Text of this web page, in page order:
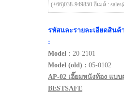
(+66)038-949850 อีเมล์ :
รหัสและรายละเอียดสิน
:
Model : 20-2101
Model (old) : 05-0102
AP-02 เอี๊ยมหนังท้อง แบบ
BESTSAFE